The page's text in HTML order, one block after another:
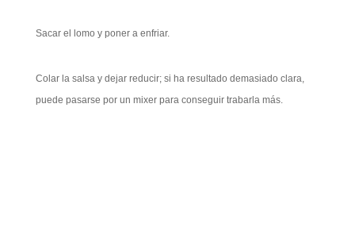
Sacar el lomo y poner a enfriar.
Colar la salsa y dejar reducir; si ha resultado demasiado clara,
puede pasarse por un mixer para conseguir trabarla más.